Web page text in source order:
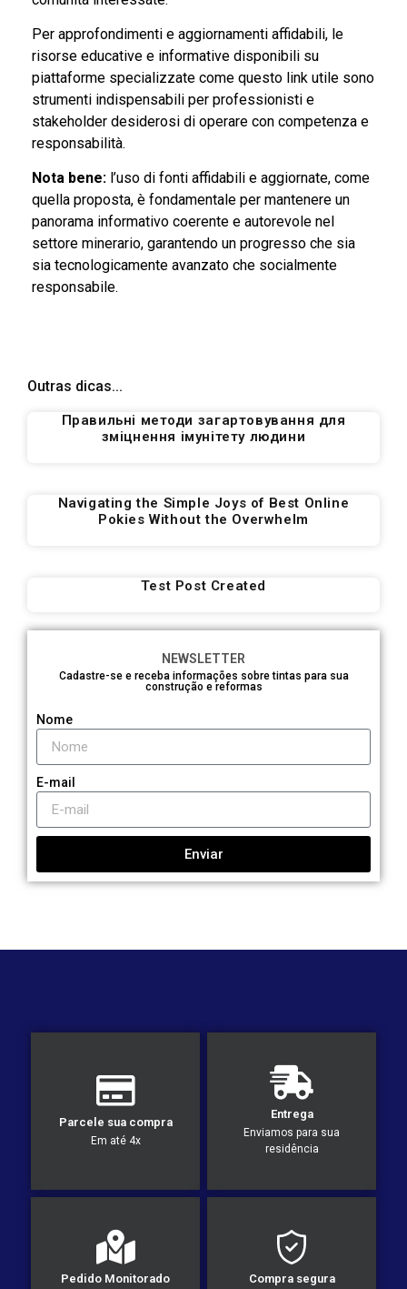
Per approfondimenti e aggiornamenti affidabili, le
risorse educative e informative disponibili su
piattaforme specializzate come questo link utile sono
strumenti indispensabili per professionisti e
stakeholder desiderosi di operare con competenza e
responsabilità.
Nota bene: l’uso di fonti affidabili e aggiornate, come
quella proposta, è fondamentale per mantenere un
panorama informativo coerente e autorevole nel
settore minerario, garantendo un progresso che sia
sia tecnologicamente avanzato che socialmente
responsabile.
Outras dicas...
Правильні методи загартовування для
зміцнення імунітету людини
Navigating the Simple Joys of Best Online
Pokies Without the Overwhelm
Test Post Created
NEWSLETTER
Cadastre-se e receba informações sobre tintas para sua
construção e reformas
Nome
E-mail
Enviar
Parcele sua compra
Em até 4x
Entrega
Enviamos para sua
residência
Pedido Monitorado Compra segura